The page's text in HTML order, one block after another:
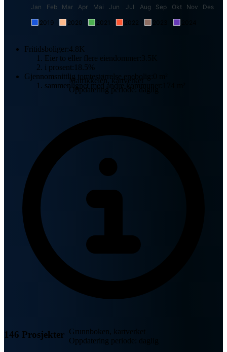
2019 2020 2021 2022
Jan Feb Mar Apr Mai Jun Jul Aug Sep Okt Nov Des
Fritidsboliger:4.8K
Eier to eller flere eiendommer:
i prosent: 18.5%
Gjennomsnittlig tomtestørrelse enebolig:
sammenlignet med andre kommuner:
Matrikkelen, kartverket
Oppdatering periode: daglig
146 Prosjekter Grunnboken, kartverket
Oppdatering periode: daglig